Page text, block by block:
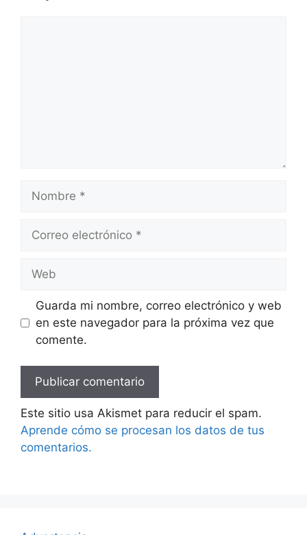
electrónico
Guarda mi nombre, correo electrónico y web
en este navegador para la próxima vez que
comente.
Este sitio usa Akismet para reducir el spam.
Aprende cómo se procesan los datos de tus
comentarios.